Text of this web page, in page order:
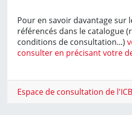
Pour en savoir davantage sur
référencés dans le catalogue
conditions de consultation...)
consulter en précisant votre
Espace de consultation de l'ICB